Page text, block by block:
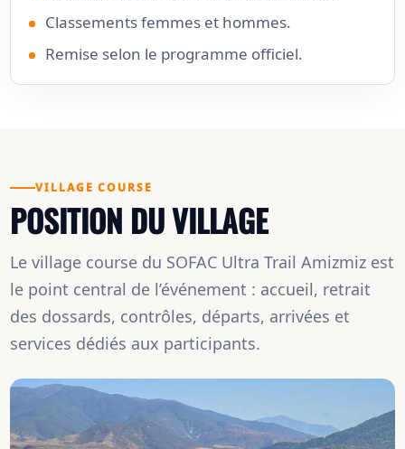
Classements femmes et hommes.
Remise selon le programme officiel.
VILLAGE COURSE
POSITION DU VILLAGE
Le village course du SOFAC Ultra Trail Amizmiz est
le point central de l’événement : accueil, retrait
des dossards, contrôles, départs, arrivées et
services dédiés aux participants.